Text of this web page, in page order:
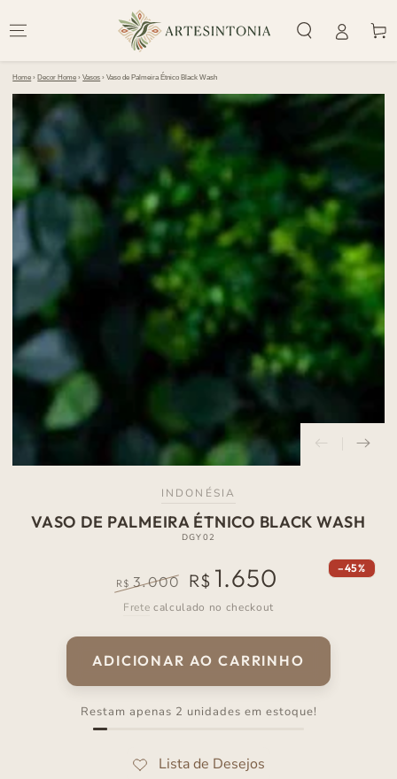
CONTEÚDO
Home › Decor Home ›Vasos ›Vaso de Palmeira Étnico Black Wash
PULAR PARA
INFORMAÇÕES DO
PRODUTO
INDONÉSIA
VASO DE PALMEIRA ÉTNICO BLACK WASH
DGY02
Preço
R$ 3.000
Preço
venda
R$ 1.650 –45%
Frete calculado no checkout
ADICIONAR AO CARRINHO
Restam apenas 2 unidades em estoque!